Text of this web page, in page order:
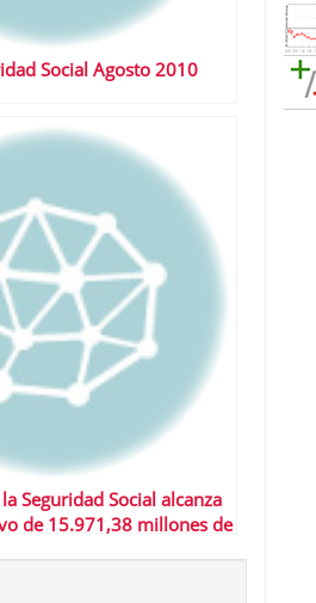
Social Agosto 2010
Seguridad Social alcanza
de 15.971,38 millones de